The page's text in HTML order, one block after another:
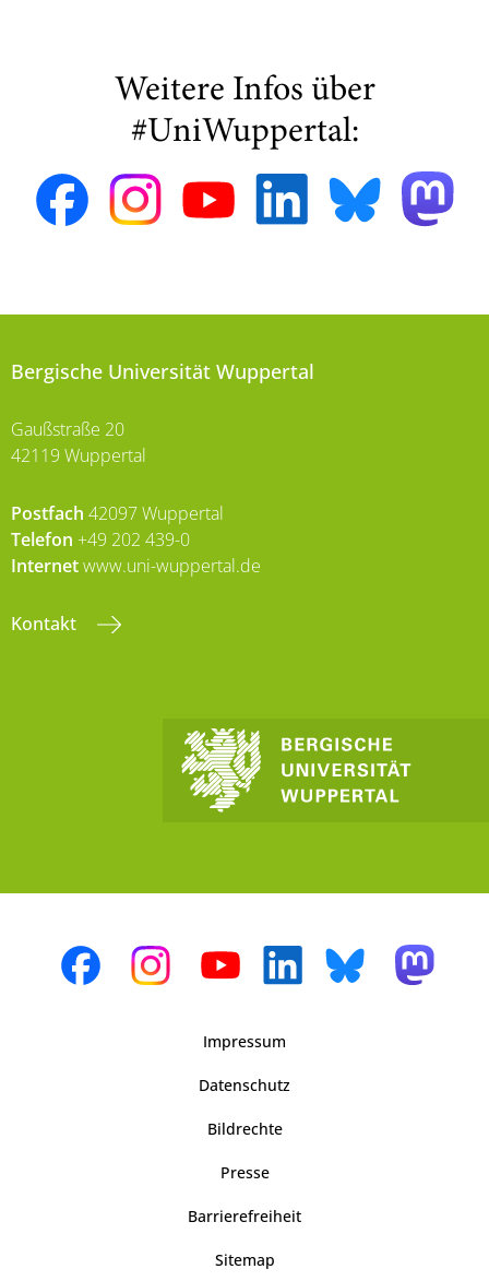
Weitere Infos über
#UniWuppertal:
Bergische Universität Wuppertal
Gaußstraße 20
42119 Wuppertal
Postfach 42097 Wuppertal
Telefon +49 202 439-0
Internetwww.uni-wuppertal.de
Kontakt
Impressum
Datenschutz
Bildrechte
Presse
Barrierefreiheit
Sitemap